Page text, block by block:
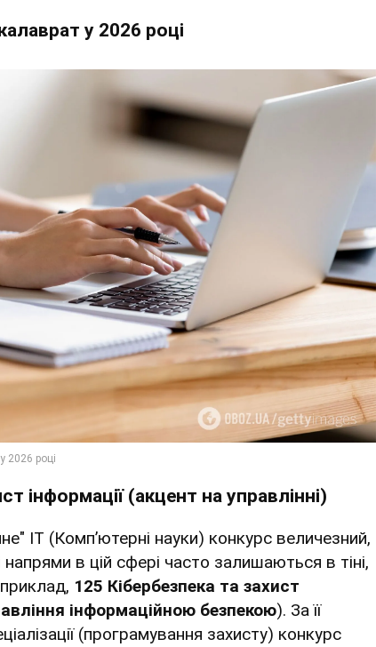
у 2026 році
інформації (акцент на управлінні)
IT (Комп’ютерні науки) конкурс величезний,
напрями в цій сфері часто залишаються в тіні,
125 Кібербезпека та захист
інформаційною безпекою). За її
(програмування захисту) конкурс